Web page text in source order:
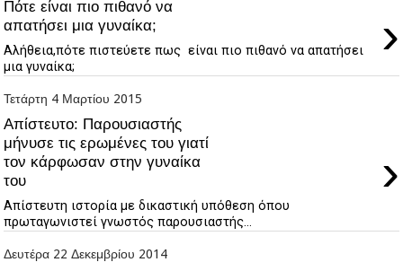
Πότε είναι πιο πιθανό να
απατήσει μια γυναίκα;
›
Αλήθεια,πότε πιστεύετε πως είναι πιο πιθανό να απατήσει
μια γυναίκα;
Τετάρτη 4 Μαρτίου 2015
Απίστευτο: Παρουσιαστής
μήνυσε τις ερωμένες του γιατί
τον κάρφωσαν στην γυναίκα
του
›
Απίστευτη ιστορία με δικαστική υπόθεση όπου
πρωταγωνιστεί γνωστός παρουσιαστής...
Δευτέρα 22 Δεκεμβρίου 2014